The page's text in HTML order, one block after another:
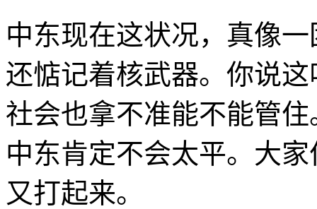
中东现在这状况，真像
还惦记着核武器。你说
社会也拿不准能不能管
中东肯定不会太平。大
又打起来。